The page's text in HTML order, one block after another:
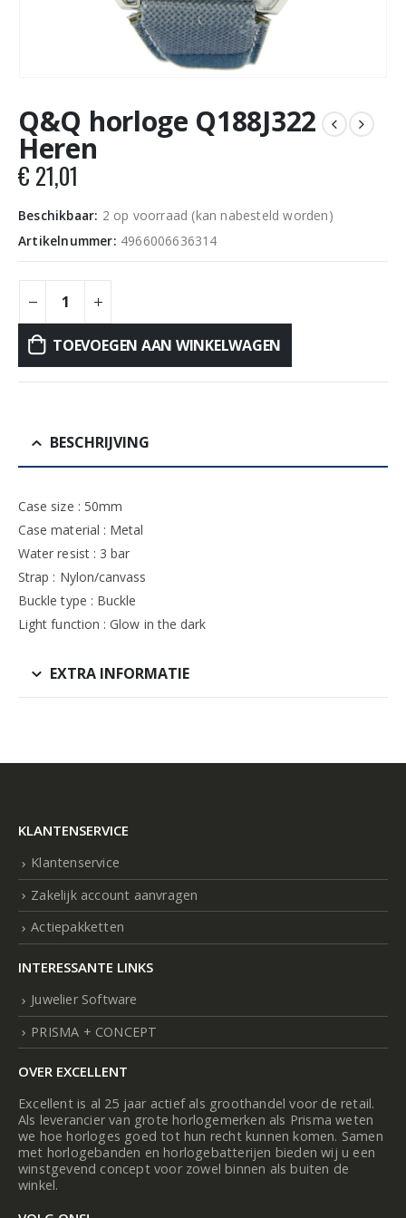
Q&Q horloge Q188J322
Heren
€ 21,01
Beschikbaar: 2 op voorraad (kan nabesteld worden)
Artikelnummer: 4966006636314
TOEVOEGEN AAN WINKELWAGEN
BESCHRIJVING
Case size : 50mm
Case material : Metal
Water resist : 3 bar
Strap : Nylon/canvass
Buckle type : Buckle
Light function : Glow in the dark
EXTRA INFORMATIE
KLANTENSERVICE
Klantenservice
Zakelijk account aanvragen
Actiepakketten
INTERESSANTE LINKS
Juwelier Software
PRISMA + CONCEPT
OVER EXCELLENT
Excellent is al 25 jaar actief als groothandel voor de retail.
Als leverancier van grote horlogemerken als Prisma weten
we hoe horloges goed tot hun recht kunnen komen. Samen
met horlogebanden en horlogebatterijen bieden wij u een
winstgevend concept voor zowel binnen als buiten de
winkel.